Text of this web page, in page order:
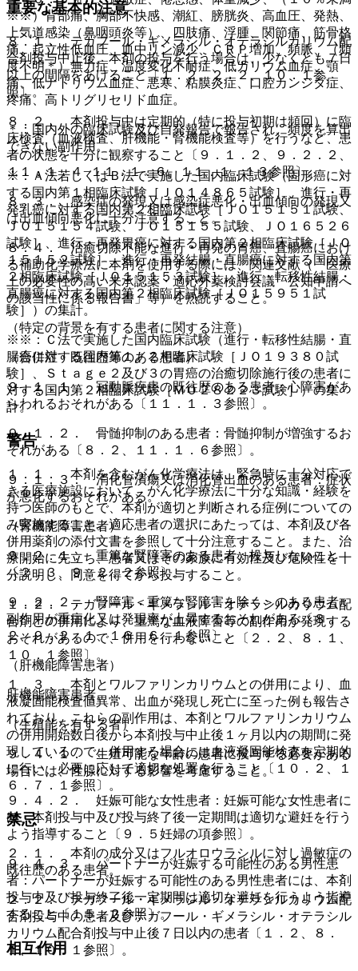
重要な基本的注意
８．１． テガフール・ギメラシル・オテラシルカリウム配
合剤投与中止後、本剤の投与を行う場合は、少なくとも７日
以上の間隔をあけること〔１．２、２．２、１０．１参
照〕。
８．２． 本剤投与中は定期的（特に投与初期は頻回）に臨
床検査（血液検査、肝機能・腎機能検査等）を行うなど、患
者の状態を十分に観察すること〔９．１．２、９．２．２、
１１．１．４−１１．１．６、１１．１．１３参照〕。
８．３． 感染症の発現又は感染症悪化・出血傾向の発現又
は出血傾向悪化に十分注意すること。
８．４． 治癒切除不能な進行・再発の胃癌、直腸癌におけ
る補助化学療法に本剤を使用する際には、関連文献（「医療
上の必要性の高い未承認薬・適応外薬検討会議 公知申請へ
の該当性に係る報告書」等）を熟読すること。
（特定の背景を有する患者に関する注意）
（合併症・既往歴等のある患者）
９．１．１． 冠動脈疾患の既往歴のある患者：心障害があ
らわれるおそれがある〔１１．１．３参照〕。
９．１．２． 骨髄抑制のある患者：骨髄抑制が増強するお
それがある〔８．２、１１．１．６参照〕。
９．１．３． 消化管潰瘍又は消化管出血のある患者：症状
が悪化するおそれがある。
（腎機能障害患者）
９．２．１． 重篤な腎障害のある患者：投与しないこと
〔２．３、９．２．２参照〕。
９．２．２． 腎障害＜重篤な腎障害を除く＞のある患者：
副作用が重症化又は発現率が上昇するおそれがある〔８．
２、９．２．１、１６．６．１参照〕。
（肝機能障害患者）
肝機能障害患者。
（生殖能を有する者）
９．４．１． 生殖可能な年齢の患者に投与する必要がある
場合には、性腺に対する影響を考慮すること。
９．４．２． 妊娠可能な女性患者：妊娠可能な女性患者に
は、本剤投与中及び投与終了後一定期間は適切な避妊を行う
よう指導すること〔９．５妊婦の項参照〕。
９．４．３． パートナーが妊娠する可能性のある男性患
者：パートナーが妊娠する可能性のある男性患者には、本剤
投与中及び投与終了後一定期間は適切な避妊を行うよう指導
すること〔１５．２参照〕。
相互作用
※※）背部痛、胸部不快感、潮紅、膀胱炎、高血圧、発熱、
上気道感染（鼻咽頭炎等）、四肢痛、浮腫、関節痛、筋骨格
痛、起立性低血圧、血中リン減少、ＣＲＰ増加、頻脈、（頻
度不明＊）無力症、温度変化不耐症、低カリウム血症、顎
痛、低ナトリウム血症、悪寒、粘膜炎症、口腔カンジダ症、
疼痛、高トリグリセリド血症。
＊：国内外の臨床試験及び自発報告で報告され、頻度を算出
できない副作用。
※：Ａ法若しくはＢ法で実施した国内臨床試験（固形癌に対
する国内第１相臨床試験［ＪＯ１４８６５試験］、進行・再
発乳癌に対する国内第２相臨床試験［ＪＯ１５１５１試験、
ＪＯ１５１５４試験、ＪＯ１５１５５試験、ＪＯ１６５２６
試験］、進行・再発胃癌に対する国内第２相臨床試験［ＪＯ
１５１５２試験］、進行・再発結腸・直腸癌に対する国内第
２相臨床試験［ＪＯ１５１５３試験］、進行・転移性結腸・
直腸癌に対する国内第２相臨床試験［ＪＯ１５９５１試
験］）の集計。
※※：Ｃ法で実施した国内臨床試験（進行・転移性結腸・直
腸癌に対する国内第１／２相臨床試験［ＪＯ１９３８０試
験］、Ｓｔａｇｅ２及び３の胃癌の治癒切除施行後の患者に
対する国内第２相臨床試験［ＭＯ２８２２３試験］）の集
計。
警告
１．１． 本剤を含むがん化学療法は、緊急時に十分対応で
きる医療施設において、がん化学療法に十分な知識・経験を
持つ医師のもとで、本剤が適切と判断される症例についての
み実施すること。適応患者の選択にあたっては、本剤及び各
併用薬剤の添付文書を参照して十分注意すること。また、治
療開始に先立ち、患者又はその家族に有効性及び危険性を十
分説明し、同意を得てから投与すること。
１．２． テガフール・ギメラシル・オテラシルカリウム配
合剤との併用により、重篤な血液障害等の副作用が発現する
おそれがあるので、併用を行わないこと〔２．２、８．１、
１０．１参照〕。
１．３． 本剤とワルファリンカリウムとの併用により、血
液凝固能検査値異常、出血が発現し死亡に至った例も報告さ
れており、これらの副作用は、本剤とワルファリンカリウム
の併用開始数日後から本剤投与中止後１ヶ月以内の期間に発
現しているので、併用する場合には血液凝固能検査を定期的
に行い、必要に応じて適切な処置を行うこと〔１０．２、１
６．７．１参照〕。
禁忌
２．１． 本剤の成分又はフルオロウラシルに対し過敏症の
既往歴のある患者。
２．２． テガフール・ギメラシル・オテラシルカリウム配
合剤投与中の患者及びテガフール・ギメラシル・オテラシル
カリウム配合剤投与中止後７日以内の患者〔１．２、８．
１、１０．１参照〕。